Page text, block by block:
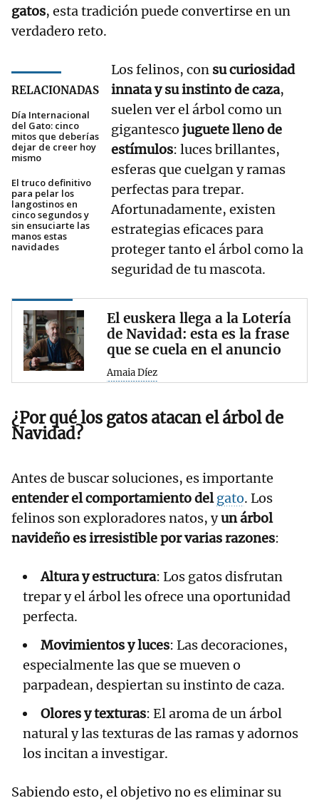
gatos, esta tradición puede convertirse en un
verdadero reto.
RELACIONADAS
Día Internacional
del Gato: cinco
mitos que deberías
dejar de creer hoy
mismo
El truco definitivo
para pelar los
langostinos en
cinco segundos y
sin ensuciarte las
manos estas
navidades
Los felinos, con su curiosidad
innata y su instinto de caza,
suelen ver el árbol como un
gigantesco juguete lleno de
estímulos: luces brillantes,
esferas que cuelgan y ramas
perfectas para trepar.
Afortunadamente, existen
estrategias eficaces para
proteger tanto el árbol como la
seguridad de tu mascota.
El euskera llega a la Lotería
de Navidad: esta es la frase
que se cuela en el anuncio
Amaia Díez
¿Por qué los gatos atacan el árbol de
Navidad?
Antes de buscar soluciones, es importante
entender el comportamiento delgato. Los
felinos son exploradores natos, yun árbol
navideño esirresistible por varias razones:
Altura y estructura: Los gatos disfrutan
trepar y el árbol les ofrece una oportunidad
perfecta.
Movimientos y luces: Las decoraciones,
especialmente las que se mueven o
parpadean, despiertan su instinto de caza.
Olores y texturas: El aroma de un árbol
natural y las texturas de las ramas y adornos
los incitan a investigar.
Sabiendo esto, el objetivo no es eliminar su